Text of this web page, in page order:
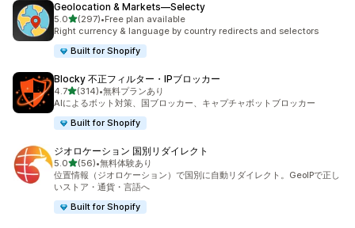
Geolocation & Markets—Selecty
5.05つ星中
(297)
合計レビュー数：297件
•Free plan available
Right currency & language by country redirects and selectors
Built for Shopify
Blocky 不正フィルター・IPブロッカー
4.75つ星中
(314)
合計レビュー数：314件
•無料プランあり
AIによるボット対策、国ブロッカー、キャプチャボットブロッカー
Built for Shopify
ジオロケーション 国別リダイレクト
5.05つ星中
(56)
合計レビュー数：56件
•無料体験あり
位置情報（ジオロケーション）で国別に自動リダイレクト。GeoIPで正し
いストア・通貨・言語へ
Built for Shopify